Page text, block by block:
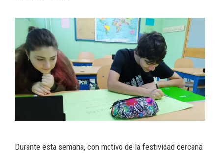
Durante esta semana, con motivo de la festividad cercana